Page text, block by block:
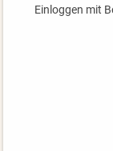
Einloggen mit